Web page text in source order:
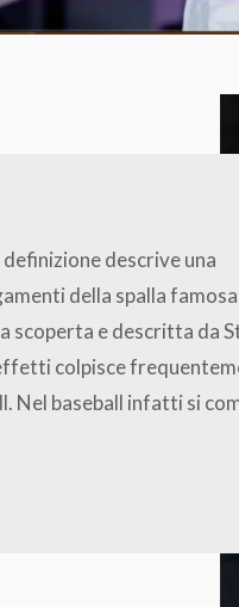
descrive una
della spalla
scoperta e descritta da
colpisce
Nel baseball infatti si